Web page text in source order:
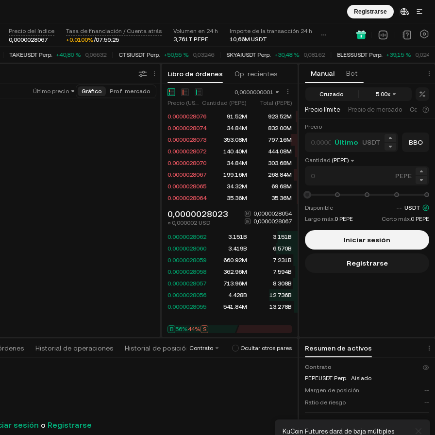
Registrarse
Precio del índice
0,0000028067
Tasa de financiación / Cuenta atrás
+0.0100%/07:59:25
Volumen en 24 h
3,761T PEPE
Importe de la transacción 24 h
10,66M USDT
TAKEUSDT Perp. +40,80 % 0,06632 CTSIUSDT Perp. +50,55 % 0,03246 SKYAIUSDT Perp. +30,48 % 0,08162 BLESSUSDT Perp. +39,15 %
Libro de órdenes Op. recientes
Historial de operaciones Historial de posición Algoritmo de trading(0 )
Contrato Ocultar otros pares
Manual Bot
Resumen de activos
Último precio Gráfico Prof. mercado
0,0000000001
Precio (USDT) Cantidad (PEPE)
Total (PEPE)
0.0000028076
91.52M
923.52M
0.0000028074
34.84M
832.00M
0.0000028073
353.08M
797.16M
0.0000028072
140.40M
444.08M
0.0000028070
34.84M
303.68M
0.0000028067
199.16M
268.84M
0.0000028065
34.32M
69.68M
0.0000028064
35.36M 35.36M
0,0000028023
≈ 0,000002 USD
0,0000028054
0,0000028067
0.0000028062 3.151B
3.151B
0.0000028060
3.419B
6.570B
0.0000028059
660.92M
7.231B
0.0000028058
362.96M
7.594B
0.0000028057
713.96M
8.308B
0.0000028056
4.428B
12.736B
0.0000028055
541.84M 13.278B
B 56%44% S
sesión o Registrarse
Cruzado 5.00x
Precio límite Precio de mercado
Precio
Último USDT BBO
Cantidad (PEPE)
PEPE
Disponible -- USDT
Largo máx.0 PEPE Corto máx.0 PEPE
Iniciar sesión
Registrarse
Contrato
PEPEUSDT Perp. Aislado
Margen de posición
--
Ratio de riesgo
--
KuCoin Futures listará el contrato KuCoin Futures dará de baja múltiples KuCoin Futures lanzará un